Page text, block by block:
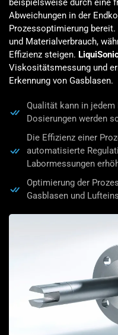
beispielsweise durch eine
Abweichungen in der
Prozessoptimierung
und Materialverbrauch,
Effizienz steigen.
Viskositätsmessung und
Erkennung von Gasblasen.
Qualität kann in
Dosierungen werden
Die Effizienz einer
automatisierte
Labormessungen
Optimierung der
Gasblasen und